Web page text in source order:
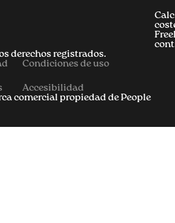
derechos registrados.
Condiciones de uso
Accesibilidad
comercial propiedad de People